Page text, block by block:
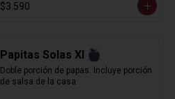
$3.590
Papitas Solas Xl
Doble porción de papas. Incluye porción
de salsa de la casa